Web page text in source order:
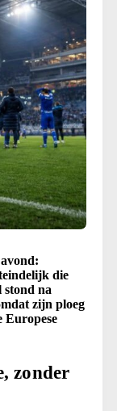
die
stond na
zijn ploeg
Europese
zonder